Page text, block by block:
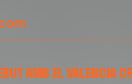
AMB EL VALENCIA